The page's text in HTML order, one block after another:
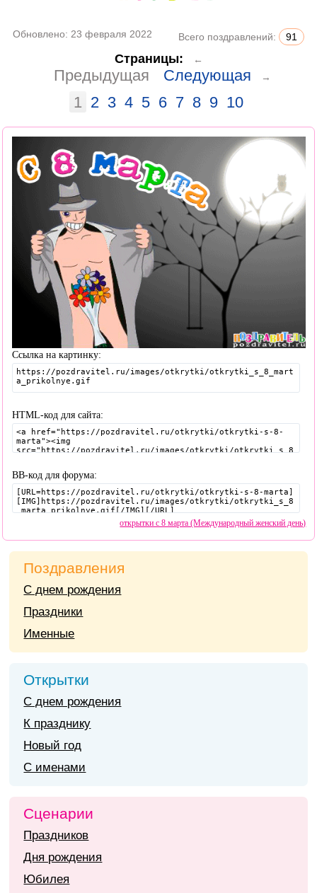
Обновлено: 23 февраля 2022 Всего поздравлений: 91
Страницы: ←
Предыдущая Следующая →
1 2 3 4 5 6 7 8 9 10
Ссылка на картинку:
HTML-код для сайта:
BB-код для форума:
открытки с 8 марта (Международный женский день)
Поздравления
С днем рождения
Праздники
Именные
Открытки
С днем рождения
К празднику
Новый год
С именами
Сценарии
Праздников
Дня рождения
Юбилея